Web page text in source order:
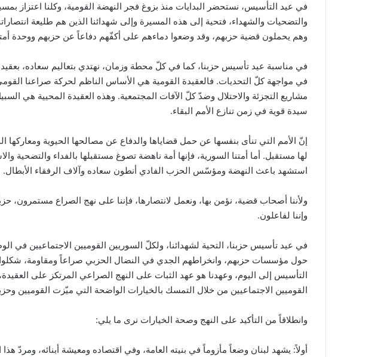
في عيد التأسيس، نستحضر البدايات منذ بزوغ فجر النهضة القومية، وكلنا اعتزاز
والتضحيات والشهداء، فتحية إلى هذه المسيرة وإلى شهدائنا الذين هم طليعة
وهم يحملون قضية حزبهم، وقد وضعوا دماءهم على أكفّهم دفاعاً عن حزبهم ووحدة
في مناسبة عيد تأسيس حزبنا، كما في كلّ محطة وزمان، نهتدي بتعاليم سعاده،
في مواجهة كلّ التحديات. فالعقيدة القومية هي الأساس الناظم لحركة صراعنا
مشاريع التجزئة والاحتلال وضدّ كلّ الآفات المجتمعية. وهذه العقيدة المحيية هي
سيدة قوية في زمن تنازع الأمم البقاء.
إنّ الأمم التي تنأى بنفسها عن حمل قضاياها والدفاع عن مصالحها الحيوية ومعاركها
لها مستقبل. أما أمتنا السورية، فإنها أمة ناهضة تصوغ مستقبلها بالفداء والتضحية
استشهد باعث النهضة ومؤسّس الحزب الفادي أنطون سعاده وآلاف الرفقاء الأبطال.
ولأننا أصحاب قضية، نؤمن بها، ونعمل لانتصارها، فإننا على نهج الصراع مستمرون،
وإننا لفاعلون.
في عيد تأسيس حزبنا، التحية لشهدائنا، ولكلّ السوريين القوميين الاجتماعيين في
حول مؤسسات حزبهم، وانخراطهم الجدي في النضال الحزبي صراعاً ومقاومة،
التأسيس إلى اليوم، وعهدنا هو عهد الثبات على النهج الصراعي المرتكز على
القوميين الاجتماعيين من خلال التمسك بالخيارات الواضحة التي ميّزت القوميين
وانطلاقاً من التأكيد على النهج وصحة الخيارات نرى ما يلي:
أولاً: يشهد لبنان وضعاً مأزوماً في بنيته العامة، وفي اقتصاده ومعيشة أبنائه، ومردّ